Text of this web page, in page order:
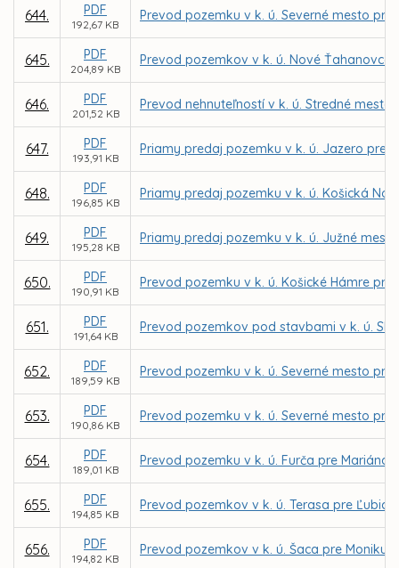
644. PDF
192,67 KB
Prevod pozemku v k. ú. Severné mesto
645. PDF
204,89 KB
Prevod pozemkov v k. ú. Nové
646. PDF
201,52 KB
Prevod nehnuteľností v k. ú. Stredné mesto
647. PDF
193,91 KB
Priamy predaj pozemku v k. ú. Jazero pre
648. PDF
196,85 KB
Priamy predaj pozemku v k. ú. Košická
649. PDF
195,28 KB
Priamy predaj pozemku v k. ú. Južné mesto
650. PDF
190,91 KB
Prevod pozemku v k. ú. Košické Hámre pre
651. PDF
191,64 KB
Prevod pozemkov pod stavbami v k. ú.
652. PDF
189,59 KB
Prevod pozemku v k. ú. Severné mesto pre
653. PDF
190,86 KB
Prevod pozemku v k. ú. Severné mesto
654. PDF
189,01 KB
Prevod pozemku v k. ú. Furča pre Mariána
655. PDF
194,85 KB
Prevod pozemkov v k. ú. Terasa pre Ľubicu
656. PDF
194,82 KB
Prevod pozemkov v k. ú. Šaca pre Moniku